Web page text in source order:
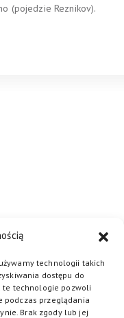
technologii takich
dostępu do
te technologie pozwoli
podczas przeglądania
Brak zgody lub jej
(pojedzie Reznikov).